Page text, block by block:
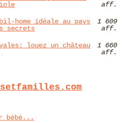
aff.
home idéale au pays
secrets
1 609
aff.
louez un château
1 660
aff.
bébé...